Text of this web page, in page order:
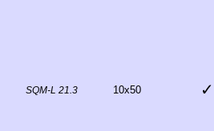
SQM-L 21.3 10x50 ✓